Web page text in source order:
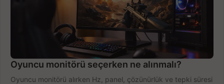
Oyuncu monitörü seçerken ne alınmalı?
Oyuncu monitörü alırken Hz, panel, çözünürlük ve tepki süresi